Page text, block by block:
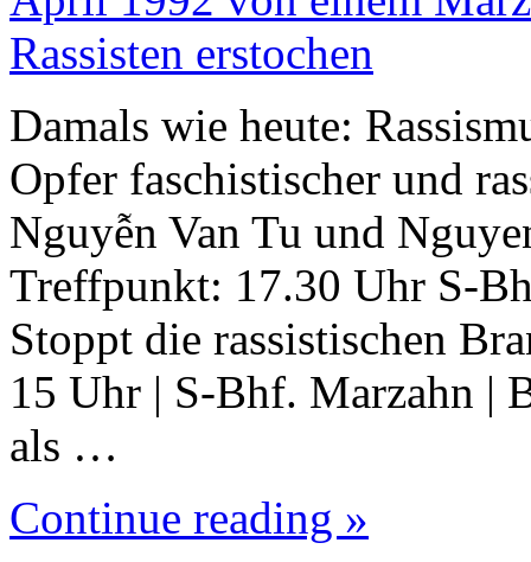
Damals wie heute:
Opfer faschistischer und
Nguyễn Van Tu und
Treffpunkt: 17.30 Uhr S-
Stoppt die rassistischen
15 Uhr | S-Bhf. Marzahn |
als …
Continue reading »